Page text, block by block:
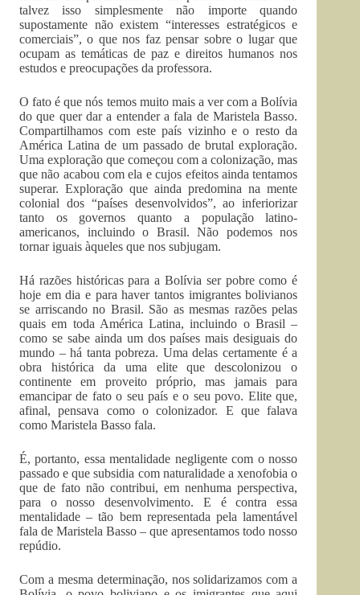
talvez isso simplesmente não importe quando
supostamente não existem “interesses estratégicos e
comerciais”, o que nos faz pensar sobre o lugar que
ocupam as temáticas de paz e direitos humanos nos
estudos e preocupações da professora.
O fato é que nós temos muito mais a ver com a Bolívia
do que quer dar a entender a fala de Maristela Basso.
Compartilhamos com este país vizinho e o resto da
América Latina de um passado de brutal exploração.
Uma exploração que começou com a colonização, mas
que não acabou com ela e cujos efeitos ainda tentamos
superar. Exploração que ainda predomina na mente
colonial dos “países desenvolvidos”, ao inferiorizar
tanto os governos quanto a população latino-
americanos, incluindo o Brasil. Não podemos nos
tornar iguais àqueles que nos subjugam.
Há razões históricas para a Bolívia ser pobre como é
hoje em dia e para haver tantos imigrantes bolivianos
se arriscando no Brasil. São as mesmas razões pelas
quais em toda América Latina, incluindo o Brasil –
como se sabe ainda um dos países mais desiguais do
mundo – há tanta pobreza. Uma delas certamente é a
obra histórica da uma elite que descolonizou o
continente em proveito próprio, mas jamais para
emancipar de fato o seu país e o seu povo. Elite que,
afinal, pensava como o colonizador. E que falava
como Maristela Basso fala.
É, portanto, essa mentalidade negligente com o nosso
passado e que subsidia com naturalidade a xenofobia o
que de fato não contribui, em nenhuma perspectiva,
para o nosso desenvolvimento. E é contra essa
mentalidade – tão bem representada pela lamentável
fala de Maristela Basso – que apresentamos todo nosso
repúdio.
Com a mesma determinação, nos solidarizamos com a